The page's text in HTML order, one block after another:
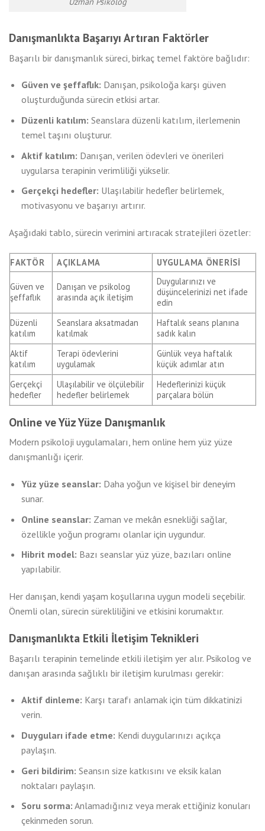
Danışmanlıkta Başarıyı Artıran Faktörler
Başarılı bir danışmanlık süreci, birkaç temel faktöre bağlıdır:
Güven ve şeffaflık: Danışan, psikoloğa karşı güven
oluşturduğunda sürecin etkisi artar.
Düzenli katılım: Seanslara düzenli katılım, ilerlemenin
temel taşını oluşturur.
Aktif katılım: Danışan, verilen ödevleri ve önerileri
uygularsa terapinin verimliliği yükselir.
Gerçekçi hedefler: Ulaşılabilir hedefler belirlemek,
motivasyonu ve başarıyı artırır.
Aşağıdaki tablo, sürecin verimini artıracak stratejileri özetler:
FAKTÖR AÇIKLAMA UYGULAMA ÖNERISI
Güven ve
şeffaflık
Danışan ve psikolog
arasında açık iletişim
Duygularınızı ve
düşüncelerinizi net ifade
edin
Düzenli
katılım
Seanslara aksatmadan
katılmak
Haftalık seans planına
sadık kalın
Aktif
katılım
Terapi ödevlerini
uygulamak
Günlük veya haftalık
küçük adımlar atın
Gerçekçi
hedefler
Ulaşılabilir ve ölçülebilir
hedefler belirlemek
Hedeflerinizi küçük
parçalara bölün
Online ve Yüz Yüze Danışmanlık
Modern psikoloji uygulamaları, hem online hem yüz yüze
danışmanlığı içerir.
Yüz yüze seanslar: Daha yoğun ve kişisel bir deneyim
sunar.
Online seanslar: Zaman ve mekân esnekliği sağlar,
özellikle yoğun programı olanlar için uygundur.
Hibrit model: Bazı seanslar yüz yüze, bazıları online
yapılabilir.
Her danışan, kendi yaşam koşullarına uygun modeli seçebilir.
Önemli olan, sürecin sürekliliğini ve etkisini korumaktır.
Danışmanlıkta Etkili İletişim Teknikleri
Başarılı terapinin temelinde etkili iletişim yer alır. Psikolog ve
danışan arasında sağlıklı bir iletişim kurulması gerekir:
Aktif dinleme: Karşı tarafı anlamak için tüm dikkatinizi
verin.
Duyguları ifade etme: Kendi duygularınızı açıkça
paylaşın.
Geri bildirim: Seansın size katkısını ve eksik kalan
noktaları paylaşın.
Soru sorma: Anlamadığınız veya merak ettiğiniz konuları
çekinmeden sorun.